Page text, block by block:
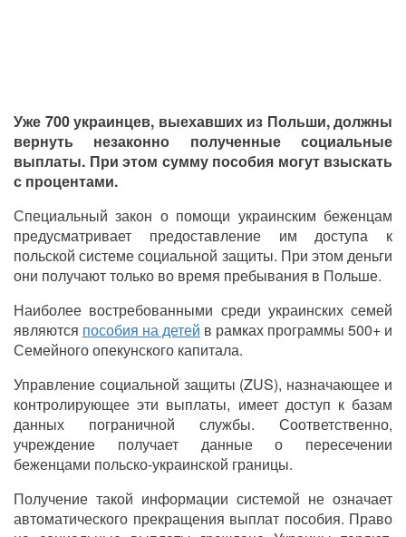
Уже 700 украинцев, выехавших из Польши, должны
вернуть незаконно полученные социальные
выплаты. При этом сумму пособия могут взыскать
с процентами.
Специальный закон о помощи украинским беженцам
предусматривает предоставление им доступа к
польской системе социальной защиты. При этом деньги
они получают только во время пребывания в Польше.
Наиболее востребованными среди украинских семей
являются пособия на детей в рамках программы 500+ и
Семейного опекунского капитала.
Управление социальной защиты (ZUS), назначающее и
контролирующее эти выплаты, имеет доступ к базам
данных пограничной службы. Соответственно,
учреждение получает данные о пересечении
беженцами польско-украинской границы.
Получение такой информации системой не означает
автоматического прекращения выплат пособия. Право